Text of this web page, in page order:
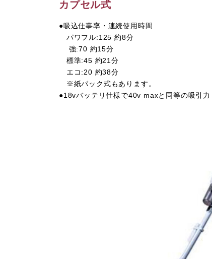
カプセル式
●吸込仕事率・連続使用時間
パワフル:125 約8分
強:70 約15分
標準:45 約21分
エコ:20 約38分
※紙パック式もあります。
●18vバッテリ仕様で40v maxと同等の吸引力